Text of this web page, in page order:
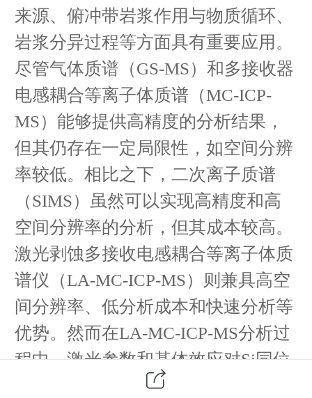
来源、俯冲带岩浆作用与物质循环、
岩浆分异过程等方面具有重要应用。
尽管气体质谱（GS-MS）和多接收器
电感耦合等离子体质谱（MC-ICP-
MS） 能够提供高精度的分析结果，
但其仍存在一定局限性，如空间分辨
率较低。 相比之下， 二次离子质谱
（SIMS）虽然可以实现高精度和高
空间分辨率的分析 ，但其成本较高。
激光剥蚀多接收电感耦合等离子体质
谱仪（LA-MC-ICP-MS）
则兼具高空
间分辨率、低分析成本和快速分析等
优势。 然而在LA-MC-ICP-MS分析过
程中，激光参数和基体效应对Si同位
素分析的影响仍未完全解决。